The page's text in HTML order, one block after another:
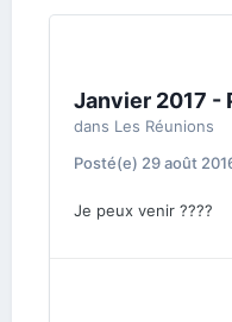
Janvier 2017 -
dans Les Réunions
Posté(e) 29 août
Je peux venir ????